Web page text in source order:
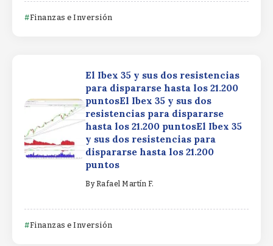
Finanzas e Inversión
El Ibex 35 y sus dos resistencias
para dispararse hasta los 21.200
puntosEl Ibex 35 y sus dos
resistencias para dispararse
hasta los 21.200 puntosEl Ibex 35
y sus dos resistencias para
dispararse hasta los 21.200
puntos
By Rafael Martín F.
Finanzas e Inversión